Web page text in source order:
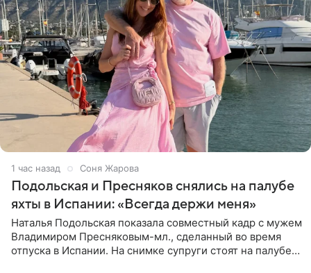
1 час назад Соня Жарова
Подольская и Пресняков снялись на палубе
яхты в Испании: «Всегда держи меня»
Наталья Подольская показала совместный кадр с мужем
Владимиром Пресняковым-мл., сделанный во время
отпуска в Испании. На снимке супруги стоят на палубе